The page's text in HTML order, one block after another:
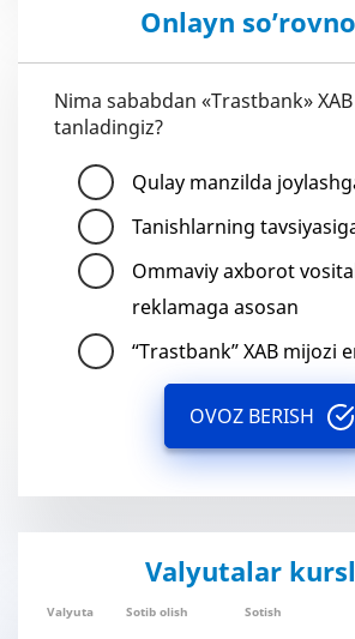
Onlayn
Nima sababdan «Trastbank»
tanladingiz?
Qulay manzilda
Tanishlarning
Ommaviy axborot
reklamaga asosan
“Trastbank” XAB mijozi
OVOZ BERISH
Valyutalar
Valyuta Sotib olish Sotish